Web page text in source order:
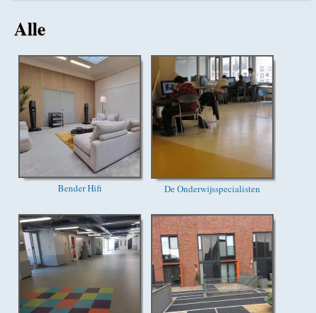
Alle
Bender Hifi De Onderwijsspecialisten